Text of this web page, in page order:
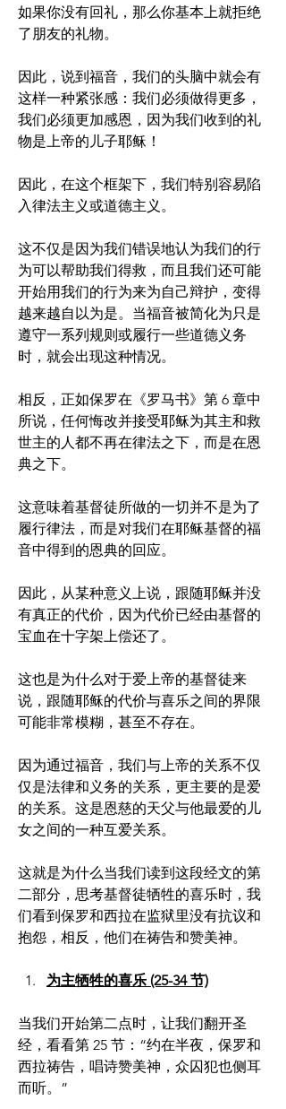
如果你没有回礼，那么你基本上就拒绝
了朋友的礼物。
因此，说到福音，我们的头脑中就会有
这样一种紧张感：我们必须做得更多，
我们必须更加感恩，因为我们收到的礼
物是上帝的儿子耶稣！
因此，在这个框架下，我们特别容易陷
入律法主义或道德主义。
这不仅是因为我们错误地认为我们的行
为可以帮助我们得救，而且我们还可能
开始用我们的行为来为自己辩护，变得
越来越自以为是。当福音被简化为只是
遵守一系列规则或履行一些道德义务
时，就会出现这种情况。
相反，正如保罗在《罗马书》第 6 章中
所说，任何悔改并接受耶稣为其主和救
世主的人都不再在律法之下，而是在恩
典之下。
这意味着基督徒所做的一切并不是为了
履行律法，而是对我们在耶稣基督的福
音中得到的恩典的回应。
因此，从某种意义上说，跟随耶稣并没
有真正的代价，因为代价已经由基督的
宝血在十字架上偿还了。
这也是为什么对于爱上帝的基督徒来
说，跟随耶稣的代价与喜乐之间的界限
可能非常模糊，甚至不存在。
因为通过福音，我们与上帝的关系不仅
仅是法律和义务的关系，更主要的是爱
的关系。这是恩慈的天父与他最爱的儿
女之间的一种互爱关系。
这就是为什么当我们读到这段经文的第
二部分，思考基督徒牺牲的喜乐时，我
们看到保罗和西拉在监狱里没有抗议和
抱怨，相反，他们在祷告和赞美神。
为主牺牲的喜乐 (25-34 节)
当我们开始第二点时，让我们翻开圣
经，看看第 25 节：“约在半夜，保罗和
西拉祷告，唱诗赞美神，众囚犯也侧耳
而听。”